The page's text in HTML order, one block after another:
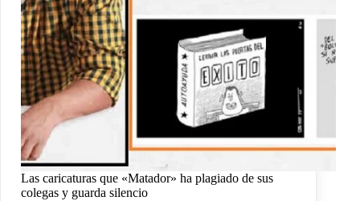
Las caricaturas que «Matador» ha plagiado de sus
colegas y guarda silencio